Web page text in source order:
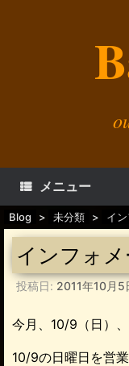
メニュー
Blog > 未分類 > イ
インフォ
投稿日: 2011年10月5
今月、10/9（日）
10/9の日曜日を営